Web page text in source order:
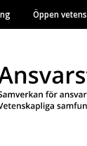
Öppen